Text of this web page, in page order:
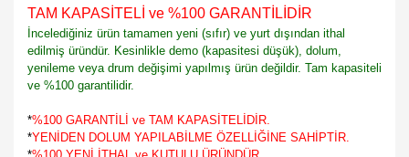
TAM KAPASİTELİ ve %100 GARANTİLİDİR
İncelediğiniz ürün tamamen yeni (sıfır) ve yurt dışından ithal
edilmiş üründür. Kesinlikle demo (kapasitesi düşük), dolum,
yenileme veya drum değişimi yapılmış ürün değildir. Tam kapasiteli
ve %100 garantilidir.
*%100 GARANTİLİ ve TAM KAPASİTELİDİR.
*YENİDEN DOLUM YAPILABİLME ÖZELLİĞİNE SAHİPTİR.